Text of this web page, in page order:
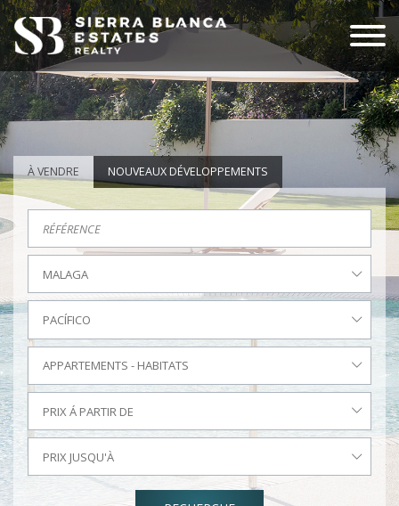
À VENDRE NOUVEAUX DÉVELOPPEMENTS
MALAGA
PACÍFICO
APPARTEMENTS - HABITATS
PRIX Á PARTIR DE
PRIX JUSQU'À